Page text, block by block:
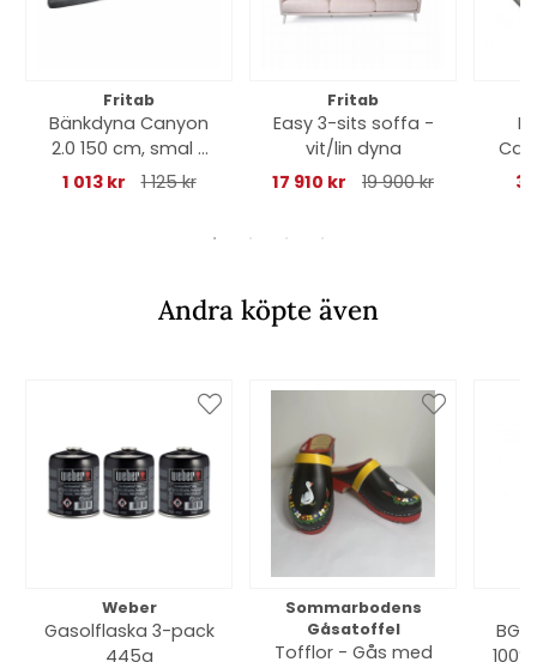
Fritab
Bänkdyna Canyon
2.0 150 cm, smal -
oxfordgrå
1 013 kr 1 125 kr
Fritab
Easy 3-sits soffa -
vit/lin dyna
17 910 kr
19 900 kr
Andra köpte även
Weber
Gasolflaska 3-pack
445g
Sommarbodens
Gåsatoffel
Tofflor - Gås med